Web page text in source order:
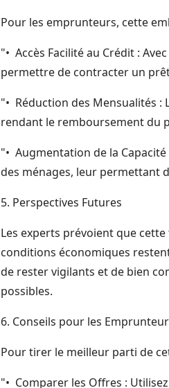
Pour les emprunteurs, cette
"• Accès Facilité au Crédit :
permettre de contracter un
"• Réduction des Mensualités
rendant le remboursement du
"• Augmentation de la
des ménages, leur permettant
5. Perspectives Futures
Les experts prévoient que
conditions économiques
de rester vigilants et de bien
possibles.
6. Conseils pour les
Pour tirer le meilleur parti de
"• Comparer les Offres :